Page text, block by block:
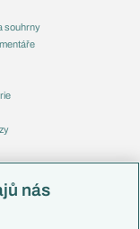
souhrny
nás